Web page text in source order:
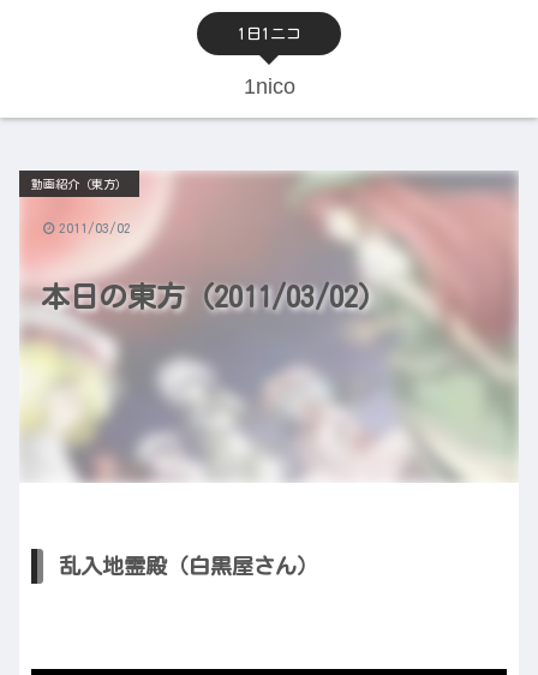
1日1ニコ
1nico
本日の東方（2011/03/02）
動画紹介（東方）
2011/03/02
乱入地霊殿（白黒屋さん）